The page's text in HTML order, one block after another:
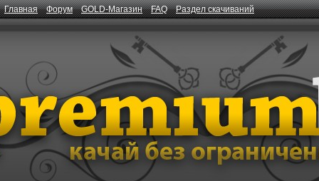
Главная Форум GOLD-Магазин FAQ Раздел скачиваний